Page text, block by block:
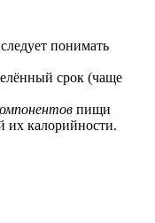
следует понимать
срок (чаще
пищи
их калорийности.